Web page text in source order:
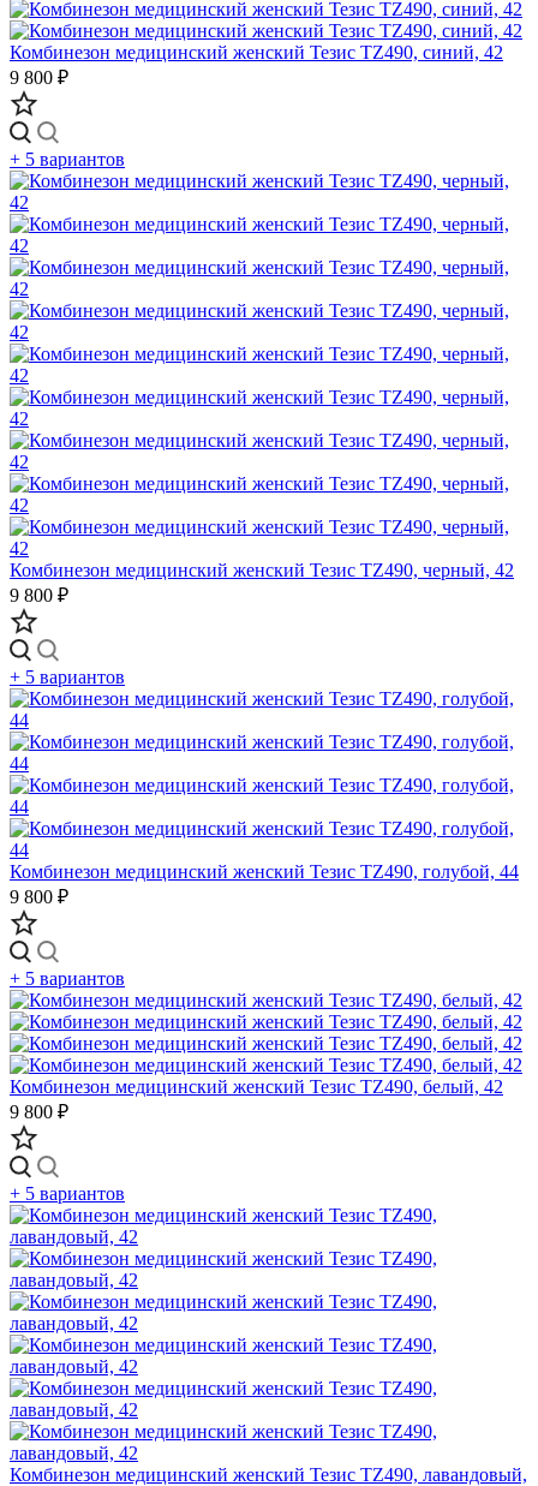
Комбинезон медицинский женский Тезис TZ490, синий, 42
9 800 ₽
+ 5 вариантов
Комбинезон медицинский женский Тезис TZ490, черный, 42
9 800 ₽
+ 5 вариантов
Комбинезон медицинский женский Тезис TZ490, голубой, 44
9 800 ₽
+ 5 вариантов
Комбинезон медицинский женский Тезис TZ490, белый, 42
9 800 ₽
+ 5 вариантов
Комбинезон медицинский женский Тезис TZ490, лавандовый,